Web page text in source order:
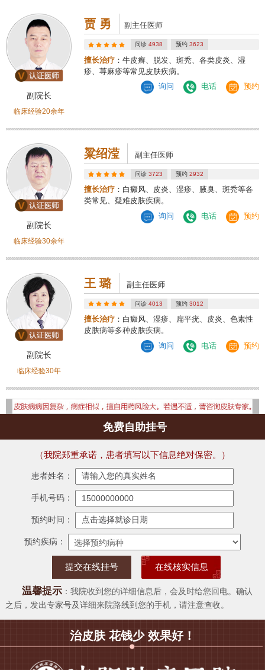
副院长
临床经验20余年
贾 勇 副主任医师
问诊4938 预约 3623
擅长治疗 ：牛皮癣、脱发、斑秃、各类皮炎、湿
疹、荨麻疹等常见皮肤疾病。
询问
电话 预约
副院长
临床经验30余年
粱绍滢 副主任医师
问诊3723 预约 2932
擅长治疗 ：白癜风、皮炎、湿疹、腋臭、斑秃等各
类常见、疑难皮肤疾病。
询问
电话 预约
副院长
临床经验30年
王 璐 副主任医师
问诊4013 预约 3012
擅长治疗 ：白癜风、湿疹、扁平疣、皮炎、色素性
皮肤病等多种皮肤疾病。
询问
电话 预约
免费自助挂号
（我院郑重承诺，患者填写以下信息绝对保密。）
患者姓名：
手机号码：
预约时间：
预约疾病：
在线核实信息
温馨提示：我院收到您的详细信息后，会及时给您回电。确认
之后，发出专家号及详细来院路线到您的手机，请注意查收。
治皮肤 花钱少 效果好！